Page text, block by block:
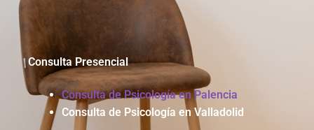
Consulta Presencial
Consulta de Psicología en Palencia
Consulta de Psicología en Valladolid